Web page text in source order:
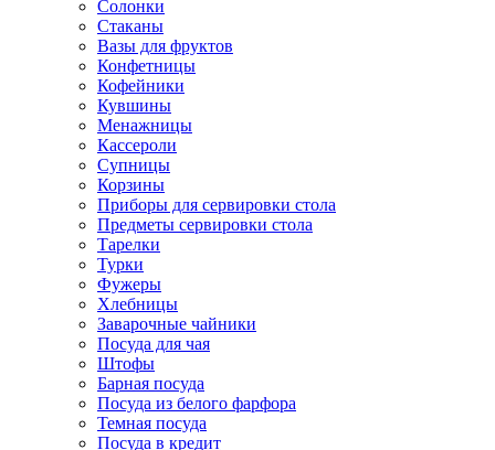
Солонки
Стаканы
Вазы для фруктов
Конфетницы
Кофейники
Кувшины
Менажницы
Кассероли
Супницы
Корзины
Приборы для сервировки стола
Предметы сервировки стола
Тарелки
Турки
Фужеры
Хлебницы
Заварочные чайники
Посуда для чая
Штофы
Барная посуда
Посуда из белого фарфора
Темная посуда
Посуда в кредит